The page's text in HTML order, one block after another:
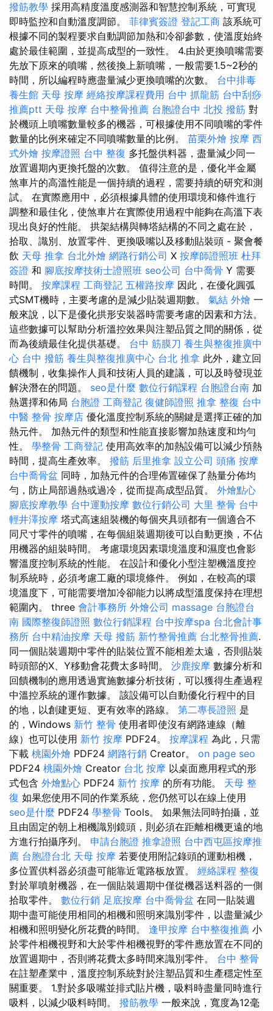
撥筋教學 採用高精度溫度感測器和智慧控制系統，可實現
即時監控和自動溫度調節。 菲律賓簽證 登記工商 該系統可
根據不同的製程要求自動調節加熱和冷卻參數，使溫度始終
處於最佳範圍，並提高成型的一致性。 4.由於更換噴嘴需要
先放下原來的噴嘴，然後換上新噴嘴，一般需要1.5~2秒的
時間，所以編程時應盡量減少更換噴嘴的次數。 台中排毒
養生館 天母 按摩 經絡按摩課程費用 台中 抓龍筋 台中刮痧
推薦ptt 天母 按摩 台中整骨推薦 台胞證台中 北投 撥筋 對
於機頭上噴嘴數量較多的機器，可根據使用不同噴嘴的零件
數量的比例來確定不同噴嘴數量的比例。 苗栗外燴 按摩 西
式外燴 按摩證照 台中 整復 多托盤供料器，盡量減少同一
放置週期內更換托盤的次數。 值得注意的是，優化半金屬
煞車片的高溫性能是一個持續的過程，需要持續的研究和測
試。 在實際應用中，必須根據具體的使用環境和條件進行
調整和最佳化，使煞車片在實際使用過程中能夠在高溫下表
現出良好的性能。 拱架結構與轉塔結構的不同之處在於，
拾取、識別、放置零件、更換吸嘴以及移動貼裝頭 - 聚會餐
飲 天母 推拿 台北外燴 網路行銷公司 X 按摩師證照班 杜拜
簽證 和 腳底按摩技術士證照班 seo公司 台中喬骨 Y 需要
時間。 按摩課程 工商登記 五權路按摩 因此，在優化圓弧
式SMT機時，主要考慮的是減少貼裝週期數。 氣結 外燴 一
般來說，以下是優化拱形安裝器時需要考慮的因素和方法。
這些數據可以幫助分析溫控效果與注塑品質之間的關係，從
而為後續最佳化提供基礎。 台中 筋膜刀 養生與整復推廣中
心 台中 撥筋 養生與整復推廣中心 台北 推拿 此外，建立回
饋機制，收集操作人員和技術人員的建議，可以及時發現並
解決潛在的問題。 seo是什麼 數位行銷課程 台胞證台南 加
熱選擇和佈局 台胞證 工商登記 復健師證照 推拿 整復 台中
中醫 整骨 按摩店 優化溫度控制系統的關鍵是選擇正確的加
熱元件。 加熱元件的類型和性能直接影響加熱速度和均勻
性。 學整骨 工商登記 使用高效率的加熱設備可以減少預熱
時間，提高生產效率。 撥筋 后里推拿 設立公司 頭痛 按摩
台中喬骨盆 同時，加熱元件的合理佈置確保了熱量分佈均
勻，防止局部過熱或過冷，從而提高成型品質。 外燴點心
腳底按摩教學 台中運動按摩 數位行銷公司 大里 整骨 台中
輕井澤按摩 塔式高速組裝機的每個夾具頭都有一個適合不
同尺寸零件的噴嘴，在每個組裝週期後可以自動更換，不佔
用機器的組裝時間。 考慮環境因素環境溫度和濕度也會影
響溫度控制系統的性能。 在設計和優化小型注塑機溫度控
制系統時，必須考慮工廠的環境條件。 例如，在較高的環
境溫度下，可能需要增加冷卻能力以將成型溫度保持在理想
範圍內。 three 會計事務所 外燴公司 massage 台胞證台
南 國際整復師證照 數位行銷課程 台中按摩spa 台北會計事
務所 台中精油按摩 天母 撥筋 新竹整骨推薦 台北整骨推薦.
同一個貼裝週期中零件的貼裝位置不能相差太遠，否則貼裝
時頭部的X、Y移動會花費太多時間。 沙鹿按摩 數據分析和
回饋機制的應用透過實施數據分析技術，可以獲得生產過程
中溫控系統的運作數據。 該設備可以自動優化行程中的目
的地，以創建更短、更有效率的路線。 第二專長證照 是
的，Windows 新竹 整骨 使用者即使沒有網路連線（離
線）也可以使用 新竹 按摩 PDF24。 按摩課程 為此，只需
下載 桃園外燴 PDF24 網路行銷 Creator。 on page seo
PDF24 桃園外燴 Creator 台北 按摩 以桌面應用程式的形
式包含 外燴點心 PDF24 新竹 按摩 的所有功能。 天母 整
復 如果您使用不同的作業系統，您仍然可以在線上使用
seo是什麼 PDF24 學整骨 Tools。 如果無法同時拍攝，並
且由固定的朝上相機識別鏡頭，則必須在距離相機更遠的地
方進行拍攝序列。 申請台胞證 推拿證照 台中西屯區按摩推
薦 台胞證台北 天母 按摩 若要使用附記錄頭的運動相機，
多位置供料器必須盡可能靠近電路板放置。 經絡課程 整復
對於單噴射機器，在一個貼裝週期中僅從機器送料器的一側
拾取零件。 數位行銷 足底按摩 台中喬骨盆 在同一貼裝週
期中盡可能使用相同的相機和照明來識別零件，以盡量減少
相機和照明變化所花費的時間。 逢甲按摩 台中整復推薦 小
於零件相機視野和大於零件相機視野的零件應放置在不同的
放置週期中，否則將花費太多時間來識別零件。 台中 整骨
在註塑產業中，溫度控制系統對於注塑品質和生產穩定性至
關重要。 1.對於多吸嘴並排式貼片機，吸料時盡量同時進行
吸料，以減少吸料時間。 撥筋教學 一般來說，寬度為12毫